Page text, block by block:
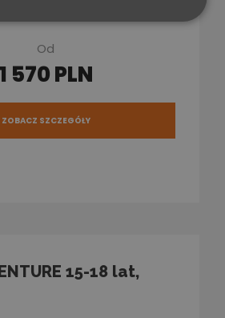
Od
1 570 PLN
ZOBACZ SZCZEGÓŁY
15-18 lat,